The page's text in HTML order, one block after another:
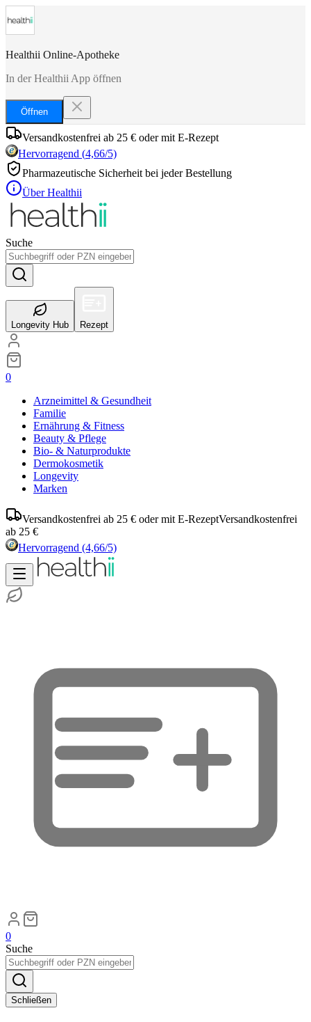
Healthii Online-Apotheke
In der Healthii App öffnen
Öffnen
Versandkostenfrei ab 25 € oder mit E-Rezept
Hervorragend (4,66/5)
Pharmazeutische Sicherheit bei jeder Bestellung
Über Healthii
Suche
Longevity Hub Rezept
0
Arzneimittel & Gesundheit
Familie
Ernährung & Fitness
Beauty & Pflege
Bio- & Naturprodukte
Dermokosmetik
Longevity
Marken
Versandkostenfrei ab 25 € oder mit E-RezeptVersandkostenfrei
ab 25 €
Hervorragend (4,66/5)
0
Suche
Schließen